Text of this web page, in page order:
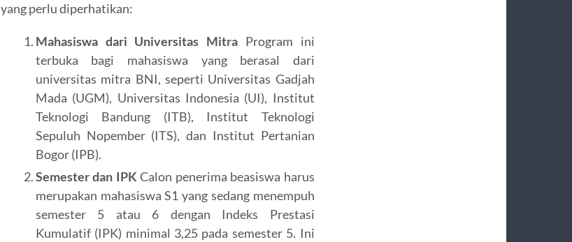
yang perlu diperhatikan:
Mahasiswa dari Universitas Mitra Program ini
terbuka bagi mahasiswa yang berasal dari
universitas mitra BNI, seperti Universitas Gadjah
Mada (UGM), Universitas Indonesia (UI), Institut
Teknologi Bandung (ITB), Institut Teknologi
Sepuluh Nopember (ITS), dan Institut Pertanian
Bogor (IPB).
Semester dan IPK Calon penerima beasiswa harus
merupakan mahasiswa S1 yang sedang menempuh
semester 5 atau 6 dengan Indeks Prestasi
Kumulatif (IPK) minimal 3,25 pada semester 5. Ini